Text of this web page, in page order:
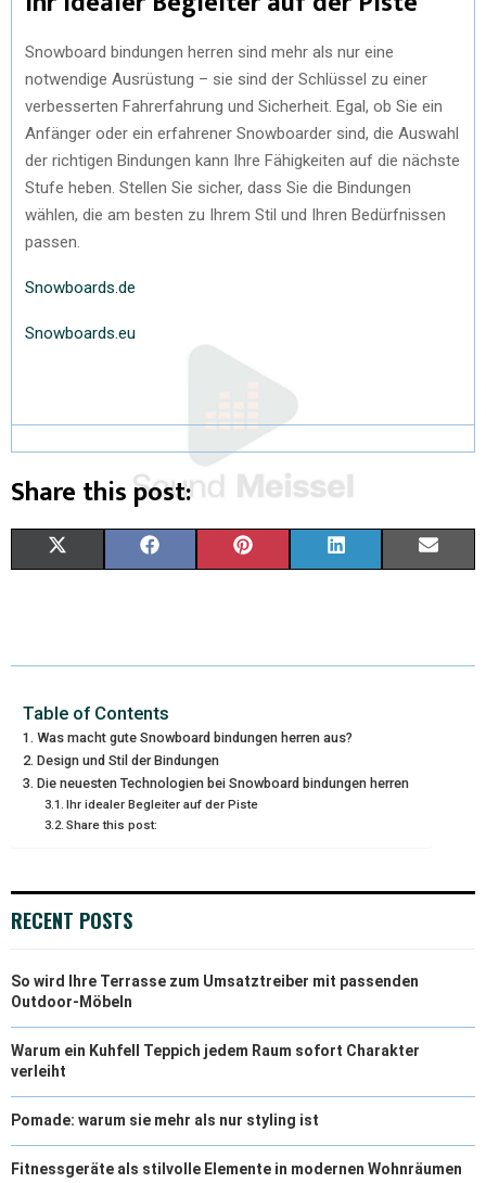
Snowboard bindungen herren sind mehr als nur eine
notwendige Ausrüstung – sie sind der Schlüssel zu einer
verbesserten Fahrerfahrung und Sicherheit. Egal, ob Sie ein
Anfänger oder ein erfahrener Snowboarder sind, die Auswahl
der richtigen Bindungen kann Ihre Fähigkeiten auf die nächste
Stufe heben. Stellen Sie sicher, dass Sie die Bindungen
wählen, die am besten zu Ihrem Stil und Ihren Bedürfnissen
passen.
Snowboards.de
Snowboards.eu
Share this post:
W
T
T
E
)
E
O
O
T
R
E
K
I
I
Table of Contents
Was macht gute Snowboard bindungen herren aus?
Design und Stil der Bindungen
Die neuesten Technologien bei Snowboard bindungen herren
Ihr idealer Begleiter auf der Piste
Share this post:
RECENT POSTS
So wird Ihre Terrasse zum Umsatztreiber mit passenden
Outdoor-Möbeln
Warum ein Kuhfell Teppich jedem Raum sofort Charakter
verleiht
Pomade: warum sie mehr als nur styling ist
Fitnessgeräte als stilvolle Elemente in modernen Wohnräumen